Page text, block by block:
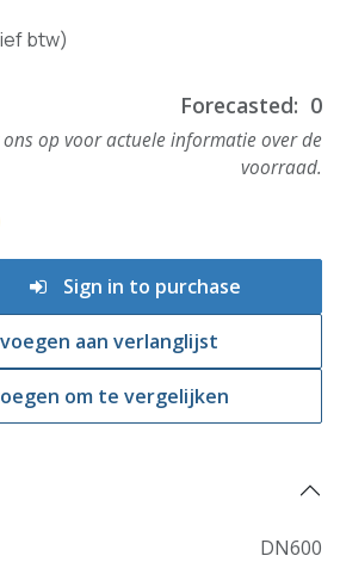
btw)
Forecasted: 0
op voor actuele informatie over de
voorraad.
Sign in to purchase
om te vergelijken
aan verlanglijst
DN600